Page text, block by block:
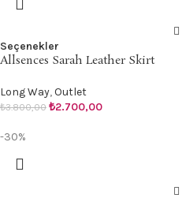
Seçenekler
Allsences Sarah Leather Skirt
Long Way,Outlet
₺3.800,00 ₺2.700,00
-30%